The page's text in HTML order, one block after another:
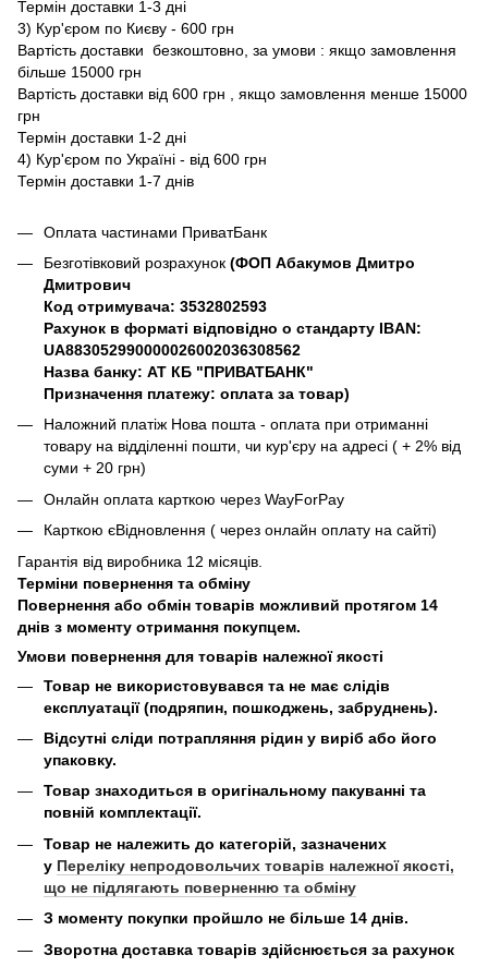
Термін доставки 1-3 дні
3) Кур'єром по Києву - 600 грн
Вартість доставки безкоштовно, за умови : якщо замовлення
більше 15000 грн
Вартість доставки від 600 грн , якщо замовлення менше 15000
грн
Термін доставки 1-2 дні
4) Кур'єром по Україні - від 600 грн
Термін доставки 1-7 днів
Оплата частинами ПриватБанк
Безготівковий розрахунок (ФОП Абакумов Дмитро
Дмитрович
Код отримувача: 3532802593
Рахунок в форматі відповідно о стандарту IBAN:
UA883052990000026002036308562
Назва банку: АТ КБ "ПРИВАТБАНК"
Призначення платежу: оплата за товар)
Наложний платіж Нова пошта - оплата при отриманні
товару на відділенні пошти, чи кур'єру на адресі ( + 2% від
суми + 20 грн)
Онлайн оплата карткою через WayForPay
Карткою єВідновлення ( через онлайн оплату на сайті)
Гарантія від виробника 12 місяців.
Терміни повернення та обміну
Повернення або обмін товарів можливий протягом 14
днів з моменту отримання покупцем.
Умови повернення для товарів належної якості
Товар не використовувався та не має слідів
експлуатації (подряпин, пошкоджень, забруднень).
Відсутні сліди потрапляння рідин у виріб або його
упаковку.
Товар знаходиться в оригінальному пакуванні та
повній комплектації.
Товар не належить до категорій, зазначених
у Переліку непродовольчих товарів належної якості,
що не підлягають поверненню та обміну
З моменту покупки пройшло не більше 14 днів.
Зворотна доставка товарів здійснюється за рахунок